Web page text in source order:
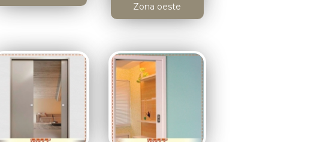
Zona oeste